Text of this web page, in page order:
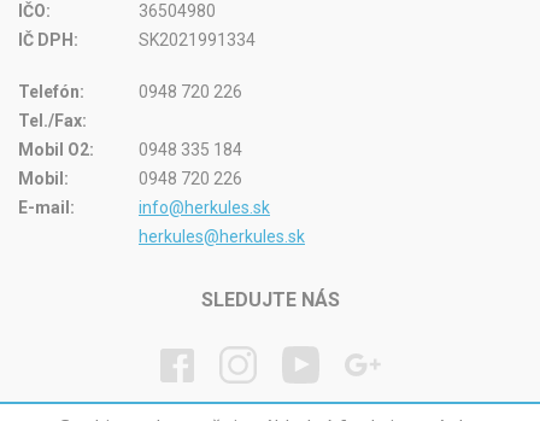
IČO:
36504980
IČ DPH:
SK2021991334
Telefón:
0948 720 226
Tel./Fax:
Mobil O2:
0948 335 184
Mobil:
0948 720 226
E-mail:
info@herkules.sk
herkules@herkules.sk
SLEDUJTE NÁS